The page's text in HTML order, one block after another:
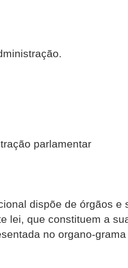
parlamentar
dispõe de órgãos
lei, que constituem a
no organo-